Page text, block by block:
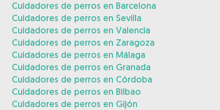
Cuidadores de perros en Barcelona
Cuidadores de perros en Sevilla
Cuidadores de perros en Valencia
Cuidadores de perros en Zaragoza
Cuidadores de perros en Málaga
Cuidadores de perros en Granada
Cuidadores de perros en Córdoba
Cuidadores de perros en Bilbao
Cuidadores de perros en Gijón